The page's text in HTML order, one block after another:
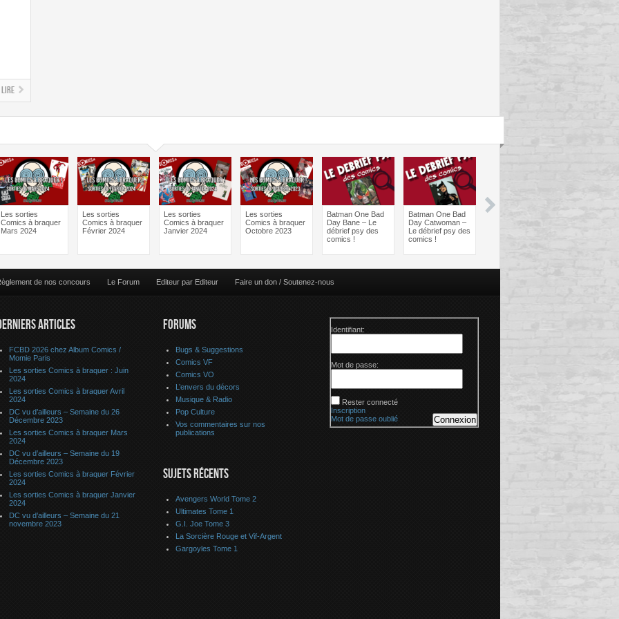
Lire
Les sorties
Comics à braquer
Mars 2024
Les sorties
Comics à braquer
Février 2024
Les sorties
Comics à braquer
Janvier 2024
Les sorties
Comics à braquer
Octobre 2023
Batman One Bad
Day Bane – Le
débrief psy des
comics !
Batman One Bad
Day Catwoman –
Le débrief psy des
comics !
de nos concours Le Forum Editeur par Editeur Faire un don / Soutenez-nous
ARTICLES
FCBD 2026 chez Album Comics /
Momie Paris
Les sorties Comics à braquer : Juin
2024
Les sorties Comics à braquer Avril
2024
DC vu d’ailleurs – Semaine du 26
Décembre 2023
Les sorties Comics à braquer Mars
2024
DC vu d’ailleurs – Semaine du 19
Décembre 2023
Les sorties Comics à braquer Février
2024
Les sorties Comics à braquer Janvier
2024
DC vu d’ailleurs – Semaine du 21
novembre 2023
FORUMS
Bugs & Suggestions
Comics VF
Comics VO
L’envers du décors
Musique & Radio
Pop Culture
Vos commentaires sur nos
publications
SUJETS RÉCENTS
Avengers World Tome 2
Ultimates Tome 1
G.I. Joe Tome 3
La Sorcière Rouge et Vif-Argent
Gargoyles Tome 1
Identifiant:
Mot de passe:
Rester connecté
Connexion
Inscription
Mot de passe oublié